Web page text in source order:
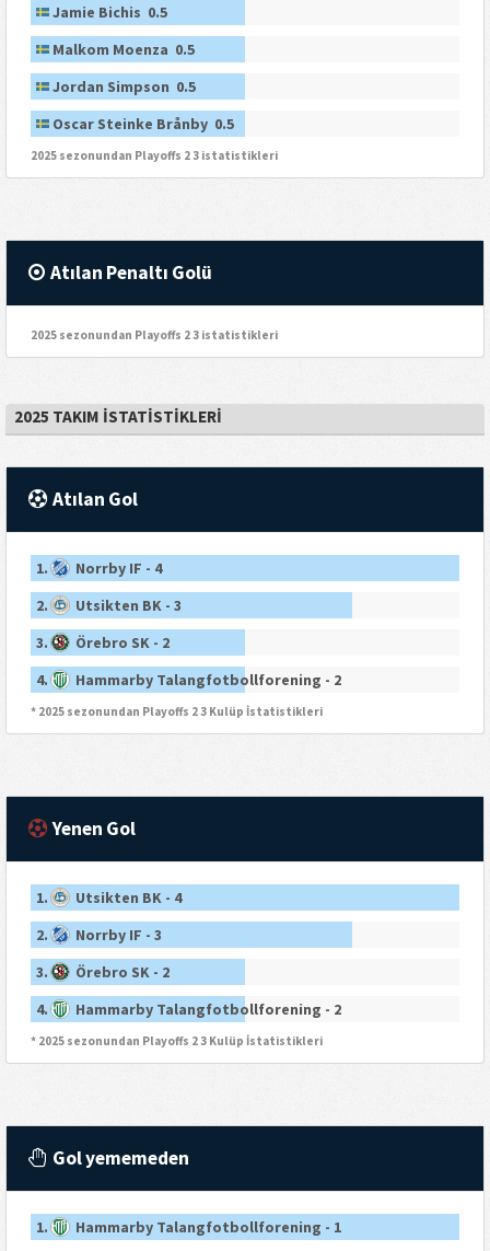
Jamie Bichis 0.5
Malkom Moenza 0.5
Jordan Simpson 0.5
Oscar Steinke Brånby 0.5
2025 sezonundan Playoffs 2 3 istatistikleri
Atılan Penaltı Golü
2025 sezonundan Playoffs 2 3 istatistikleri
2025 TAKIM İSTATISTIKLERI
Atılan Gol
1.
Norrby IF - 4
2.
Utsikten BK - 3
3.
Örebro SK - 2
4.
Hammarby Talangfotbollforening - 2
* 2025 sezonundan Playoffs 2 3 Kulüp İstatistikleri
Yenen Gol
1.
Utsikten BK - 4
2.
Norrby IF - 3
3.
Örebro SK - 2
4.
Hammarby Talangfotbollforening - 2
* 2025 sezonundan Playoffs 2 3 Kulüp İstatistikleri
Gol yememeden
1.
Hammarby Talangfotbollforening - 1